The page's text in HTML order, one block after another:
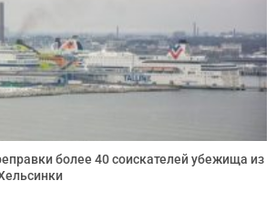
более 40 соискателей убежища из